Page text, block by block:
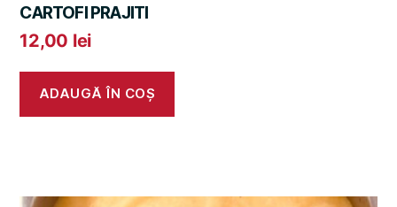
CARTOFI PRAJITI
12,00 lei
ADAUGĂ ÎN COȘ